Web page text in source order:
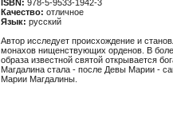
ISBN: 978-5-9533-1942-3
Качество: отличное
Язык: русский
Автор исследует происхождение и
монахов нищенствующих орденов. В
образа известной святой открывается
Магдалина стала - после Девы Марии -
Марии Магдалины.